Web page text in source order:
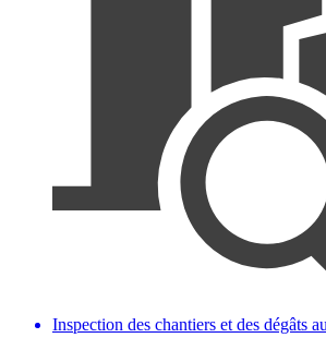
Inspection des chantiers et des dégâts